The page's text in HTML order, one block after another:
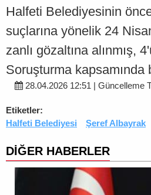
Halfeti Belediyesinin
suçlarına yönelik 24
zanlı gözaltına alınmış,
Soruşturma
28.04.2026 12:51 | Güncelleme
Etiketler:
Halfeti Belediyesi
Şeref Albayrak
DİĞER HABERLER